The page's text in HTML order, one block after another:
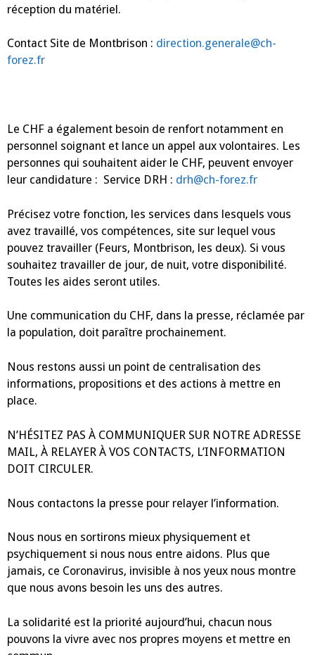
réception du matériel.
Contact Site de Montbrison : direction.generale@ch-
forez.fr
Le CHF a également besoin de renfort notamment en
personnel soignant et lance un appel aux volontaires. Les
personnes qui souhaitent aider le CHF, peuvent envoyer
leur candidature : Service DRH : drh@ch-forez.fr
Précisez votre fonction, les services dans lesquels vous
avez travaillé, vos compétences, site sur lequel vous
pouvez travailler (Feurs, Montbrison, les deux). Si vous
souhaitez travailler de jour, de nuit, votre disponibilité.
Toutes les aides seront utiles.
Une communication du CHF, dans la presse, réclamée par
la population, doit paraître prochainement.
Nous restons aussi un point de centralisation des
informations, propositions et des actions à mettre en
place.
N’HÉSITEZ PAS À COMMUNIQUER SUR NOTRE ADRESSE
MAIL, À RELAYER À VOS CONTACTS, L’INFORMATION
DOIT CIRCULER.
Nous contactons la presse pour relayer l’information.
Nous nous en sortirons mieux physiquement et
psychiquement si nous nous entre aidons. Plus que
jamais, ce Coronavirus, invisible à nos yeux nous montre
que nous avons besoin les uns des autres.
La solidarité est la priorité aujourd’hui, chacun nous
pouvons la vivre avec nos propres moyens et mettre en